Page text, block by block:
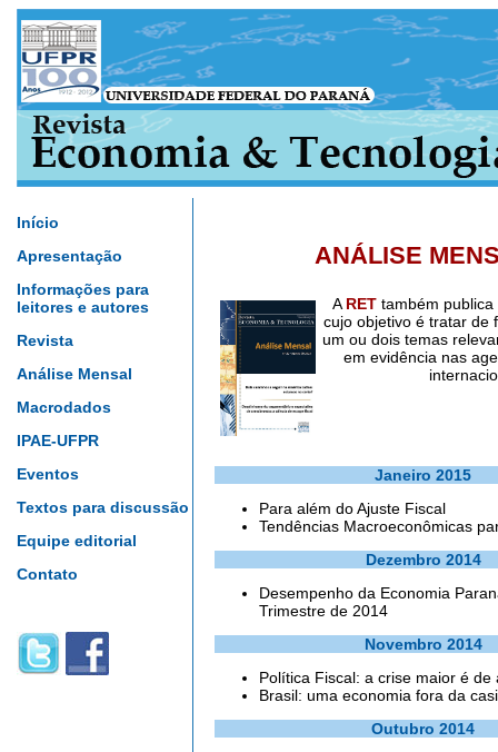
Início
Apresentação
Informações para
leitores e autores
Revista
Análise Mensal
Macrodados
IPAE-UFPR
Eventos
Textos para discussão
Equipe editorial
Contato
ANÁLISE
A RETtambém publica
cujo objetivo é tratar de
um ou dois temas
em evidência nas
Janeiro 2015
Para além do Ajuste Fiscal
Tendências Macroeconômicas
Dezembro 2014
Desempenho da Economia
Trimestre de 2014
Novembro 2014
Política Fiscal: a crise maior é de
Brasil: uma economia fora da
Outubro 2014